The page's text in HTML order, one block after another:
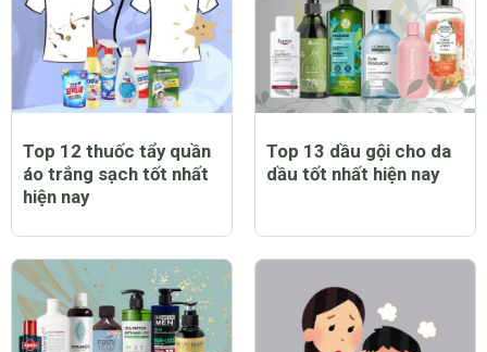
Top 12 thuốc tẩy quần
áo trắng sạch tốt nhất
hiện nay
Top 13 dầu gội cho da
dầu tốt nhất hiện nay